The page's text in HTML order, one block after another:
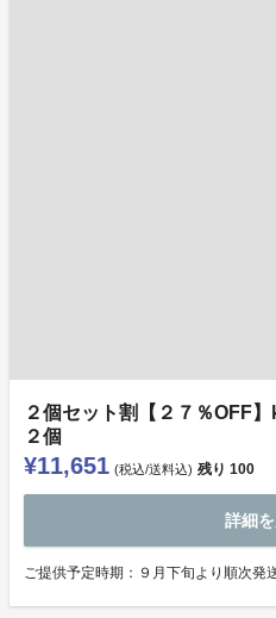
２個セット割【２７％OFF
２個
¥11,651 (税込/送料込) 残り 100
詳細
ご提供予定時期：９月下旬より順次発